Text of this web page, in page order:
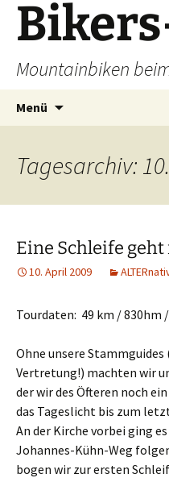
Zum
Inhalt
Mountainbiken
Menü
Tagesarchiv:
Eine Schleife geht
10. April 2009
Tourdaten: 49 km / 830hm
Ohne unsere Stammguides
Vertretung!) machten wir
der wir des Öfteren noch
das Tageslicht bis zum
An der Kirche vorbei ging
Johannes-Kühn-Weg
bogen wir zur ersten